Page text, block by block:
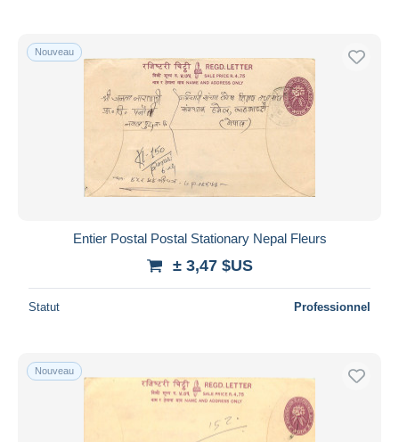
Nouveau
Entier Postal Postal Stationary Nepal Fleurs
± 3,47 $US
Statut Professionnel
Nouveau